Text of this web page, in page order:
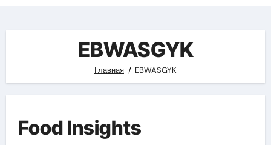
EBWASGYK
Главная EBWASGYK
Food Insights